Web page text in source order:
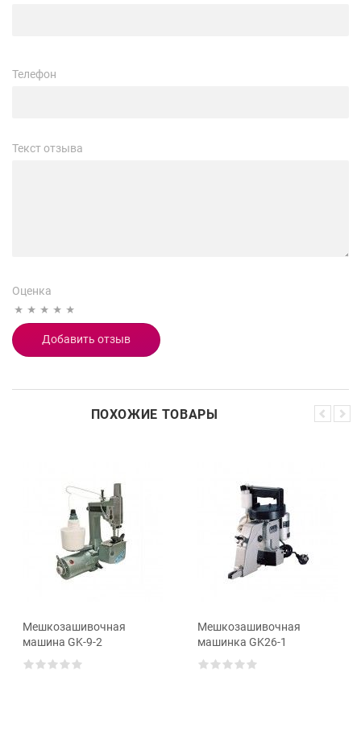
Телефон
Текст отзыва
Оценка
ПОХОЖИЕ ТОВАРЫ
Мешкозашивочная
машина GK-9-2
Мешкозашивочная
машинка GK26-1